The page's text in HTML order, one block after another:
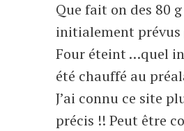
Que fait on des 80
initialement prévus
Four éteint …quel
été chauffé au
J’ai connu ce site
précis !! Peut être